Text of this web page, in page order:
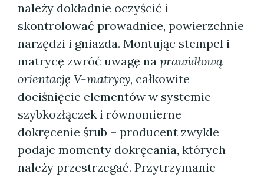
należy dokładnie oczyścić i
skontrolować prowadnice, powierzchnie
narzędzi i gniazda. Montując stempel i
matrycę zwróć uwagę na prawidłową
orientację V-matrycy, całkowite
dociśnięcie elementów w systemie
szybkozłączek i równomierne
dokręcenie śrub – producent zwykle
podaje momenty dokręcania, których
należy przestrzegać. Przytrzymanie